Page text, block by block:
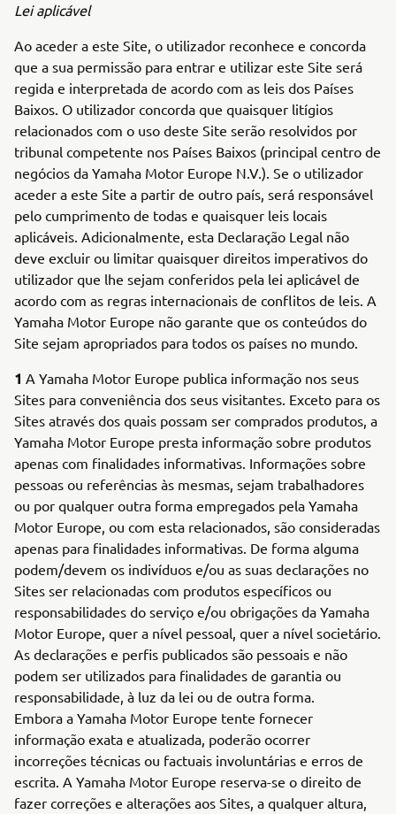
Lei aplicável
Ao aceder a este Site, o utilizador reconhece e concorda
que a sua permissão para entrar e utilizar este Site será
regida e interpretada de acordo com as leis dos Países
Baixos. O utilizador concorda que quaisquer litígios
relacionados com o uso deste Site serão resolvidos por
tribunal competente nos Países Baixos (principal centro de
negócios da Yamaha Motor Europe N.V.). Se o utilizador
aceder a este Site a partir de outro país, será responsável
pelo cumprimento de todas e quaisquer leis locais
aplicáveis. Adicionalmente, esta Declaração Legal não
deve excluir ou limitar quaisquer direitos imperativos do
utilizador que lhe sejam conferidos pela lei aplicável de
acordo com as regras internacionais de conflitos de leis. A
Yamaha Motor Europe não garante que os conteúdos do
Site sejam apropriados para todos os países no mundo.
1 A Yamaha Motor Europe publica informação nos seus
Sites para conveniência dos seus visitantes. Exceto para os
Sites através dos quais possam ser comprados produtos, a
Yamaha Motor Europe presta informação sobre produtos
apenas com finalidades informativas. Informações sobre
pessoas ou referências às mesmas, sejam trabalhadores
ou por qualquer outra forma empregados pela Yamaha
Motor Europe, ou com esta relacionados, são consideradas
apenas para finalidades informativas. De forma alguma
podem/devem os indivíduos e/ou as suas declarações no
Sites ser relacionadas com produtos específicos ou
responsabilidades do serviço e/ou obrigações da Yamaha
Motor Europe, quer a nível pessoal, quer a nível societário.
As declarações e perfis publicados são pessoais e não
podem ser utilizados para finalidades de garantia ou
responsabilidade, à luz da lei ou de outra forma.
Embora a Yamaha Motor Europe tente fornecer
informação exata e atualizada, poderão ocorrer
incorreções técnicas ou factuais involuntárias e erros de
escrita. A Yamaha Motor Europe reserva-se o direito de
fazer correções e alterações aos Sites, a qualquer altura,